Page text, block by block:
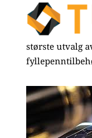
største utvalg